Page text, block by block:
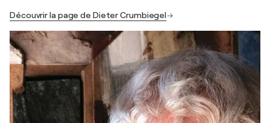
Découvrir la page de Dieter Crumbiegel